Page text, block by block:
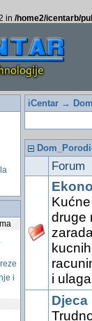
in /home2/icentarb/
i
iCentar→
Forum
druge
i
Djeca